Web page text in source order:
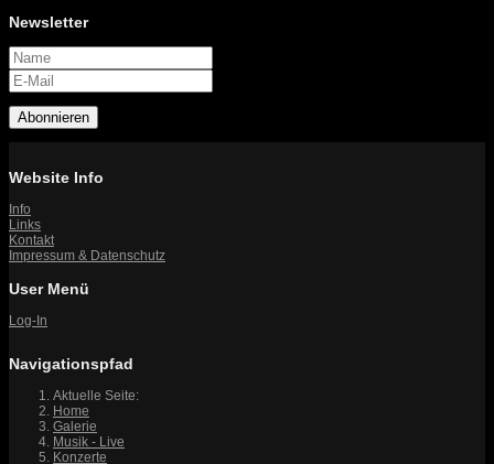
Newsletter
Abonnieren
Website Info
Info
Links
Kontakt
Impressum & Datenschutz
User Menü
Log-In
Navigationspfad
Aktuelle Seite:
Home
Galerie
Musik - Live
Konzerte